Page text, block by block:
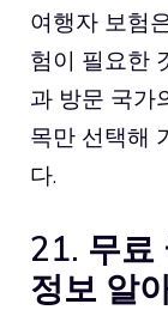
여행자 보험
험이 필요한
과 방문 국가
목만 선택해
다.
21. 무료
정보 알